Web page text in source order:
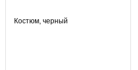
Костюм, черный